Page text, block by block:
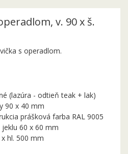
v. 90 x š.
s operadlom.
(lazúra - odtieň teak + lak)
90 x 40 mm
prášková farba RAL 9005
60 x 60 mm
hl. 500 mm